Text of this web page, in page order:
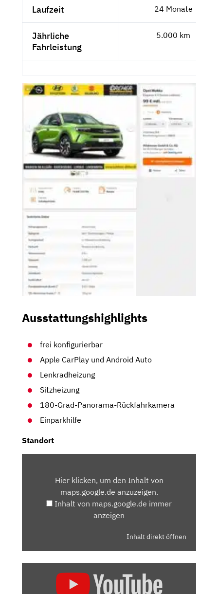
Laufzeit 24 Monate
Jährliche
Fahrleistung
5.000 km
Ausstattungshighlights
frei konfigurierbar
Apple CarPlay und Android Auto
Lenkradheizung
Sitzheizung
180-Grad-Panorama-Rückfahrkamera
Einparkhilfe
Standort
MAPS.GOOGLE.DEHier klicken, um den Inhalt von
maps.google.de anzuzeigen.
Inhalt von maps.google.de immer
anzeigen
Inhalt direkt öffnen